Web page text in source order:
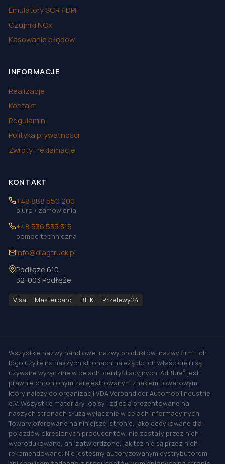
Emulatory SCR / DPF
Czujniki NOx
Kasowanie błędów
INFORMACJE
Realizacje
Kontakt
Regulamin
Polityka prywatności
Zwroty i reklamacje
KONTAKT
+48 888 550 200
biuro / zamówienia
+48 536 535 315
pomoc techniczna
info@diagtruck.pl
Podłęże 610
32-003 Podłęże
Visa Mastercard BLIK Przelewy24
Wszystkie nazwy handlowe, nazwy produktów, nazwy firm i ich
logo użyte na naszych stronach należą do ich właścicieli i są
używane wyłącznie w celach identyfikacyjnych. AdBlue® jest
prawnie chronionym zarejestrowanym znakiem towarowym,
który należy do organizacji VDA Verband der Automobilindustrie
e.V. Wszystkie materiały, opisy i zdjęcia prezentowane na
naszych stronach służą wyłącznie w celach informacyjnych.
Towary oferowane na niniejszej stronie, jako dedykowane dla
pojazdów określonych producentów, nie zostały przez nich
wyprodukowane, ani zatwierdzone, jak też nie są przez nich
rekomendowane. Nie jesteśmy autoryzowanym dystrybutorem